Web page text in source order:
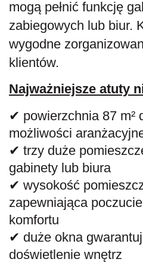
mogą pełnić funkcję
zabiegowych lub biur.
wygodne
klientów.
Najważniejsze atuty
✔ powierzchnia 87 m²
możliwości
✔ trzy duże
gabinety lub biura
✔ wysokość
zapewniająca
komfortu
✔ duże okna
doświetlenie wnętrz